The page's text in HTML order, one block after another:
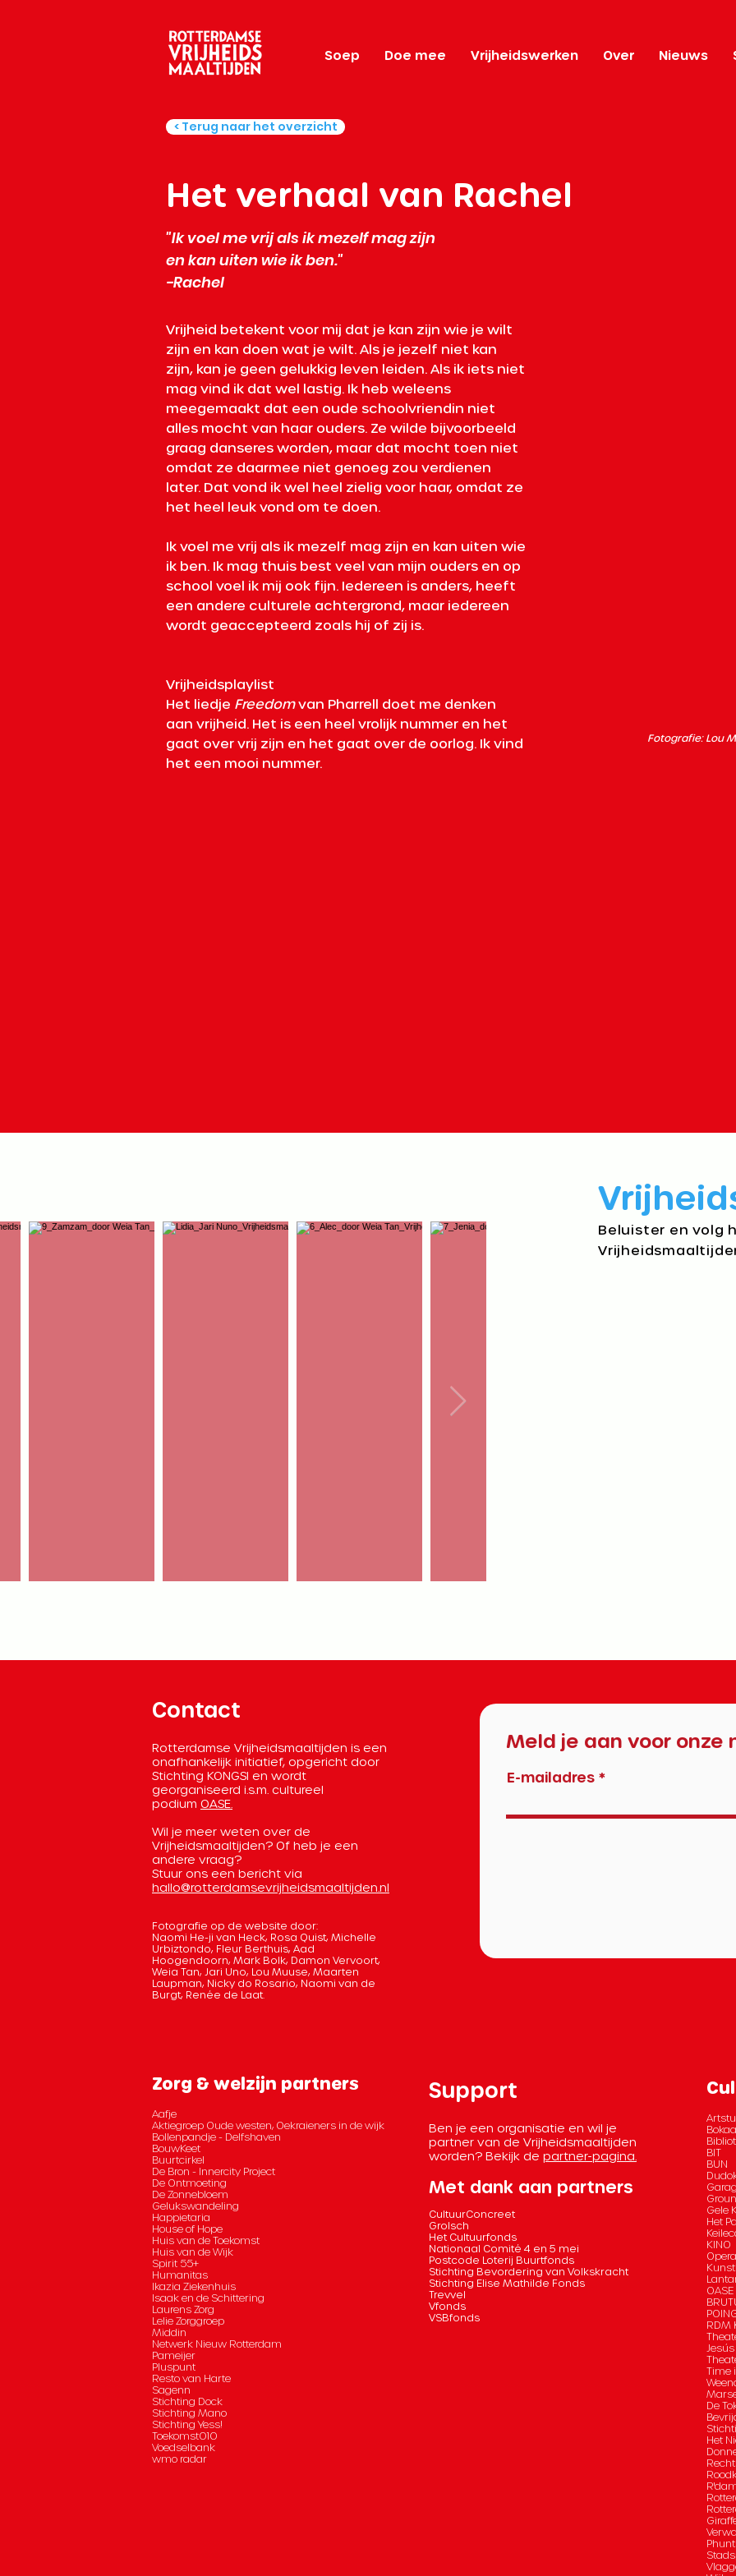
Soep Doe mee Vrijheidswerken Over Nieuws
< Terug naar het overzicht
Het verhaal van Rachel
"Ik voel me vrij als ik mezelf mag zijn
en kan uiten wie ik ben."
​-Rachel
Vrijheid betekent voor mij dat je kan zijn wie je wilt
zijn en kan doen wat je wilt. Als je jezelf niet kan
zijn, kan je geen gelukkig leven leiden. Als ik iets niet
mag vind ik dat wel lastig. Ik heb weleens
meegemaakt dat een oude schoolvriendin niet
alles mocht van haar ouders. Ze wilde bijvoorbeeld
graag danseres worden, maar dat mocht toen niet
omdat ze daarmee niet genoeg zou verdienen
later. Dat vond ik wel heel zielig voor haar, omdat ze
het heel leuk vond om te doen.
Ik voel me vrij als ik mezelf mag zijn en kan uiten wie
ik ben. Ik mag thuis best veel van mijn ouders en op
school voel ik mij ook fijn. Iedereen is anders, heeft
een andere culturele achtergrond, maar iedereen
wordt geaccepteerd zoals hij of zij is.
Vrijheidsplaylist
Het liedje Freedom van Pharrell doet me denken
aan vrijheid. Het is een heel vrolijk nummer en het
gaat over vrij zijn en het gaat over de oorlog. Ik vind
het een mooi nummer.
Fotografie: Lou
Beluister en volg
Contact
Rotterdamse Vrijheidsmaaltijden is een
onafhankelijk initiatief, opgericht door
Stichting KONGSI en wordt
georganiseerd i.s.m. cultureel
podium OASE.
Wil je meer weten over de
Vrijheidsmaaltijden? Of heb je een
andere vraag?
Stuur ons een bericht via
hallo@rotterdamsevrijheidsmaaltijden.nl
Fotografie op de website door:
Naomi He-ji van Heck, Rosa Quist, Michelle
Urbiztondo, Fleur Berthuis, Aad
Hoogendoorn, Mark Bolk, Damon Vervoort,
Weia Tan, Jari Uno, Lou Muuse, Maarten
Laupman, Nicky do Rosario, Naomi van de
Burgt, Renée de Laat.
Meld je aan voor onze
E-mailadres
Zorg & welzijn partners
Aafje
Aktiegroep Oude westen, Oekraieners in de wijk
Bollenpandje - Delfshaven
BouwKeet
Buurtcirkel
De Bron - Innercity Project
De Ontmoeting
De Zonnebloem
Gelukswandeling
Happietaria
House of Hope
Huis van de Toekomst
Huis van de Wijk
Spirit 55+
Humanitas
Ikazia Ziekenhuis
Isaak en de Schittering
Laurens Zorg
Lelie Zorggroep
Middin
Netwerk Nieuw Rotterdam
Pameijer
Pluspunt
Resto van Harte
Sagenn
Stichting Dock
Stichting Mano
Stichting Yess!
Toekomst010
Voedselbank
wmo radar
Support
Ben je een organisatie en wil je
partner van de Vrijheidsmaaltijden
worden? Bekijk de partner-pagina.
Met dank aan partners
CultuurConcreet
Grolsch
Het Cultuurfonds
Nationaal Comité 4 en 5 mei
Postcode Loterij Buurtfonds
Stichting Bevordering van Volkskracht
Stichting Elise Mathilde Fonds
Trevvel
Vfonds
VSBfonds
BIT
BUN
Gele
Het
KINO
OASE
RDM
Time
De
Het